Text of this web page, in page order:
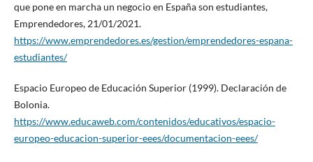
que pone en marcha un negocio en España son estudiantes,
Emprendedores, 21/01/2021.
https://www.emprendedores.es/gestion/emprendedores-espana-
estudiantes/
Espacio Europeo de Educación Superior (1999). Declaración de
Bolonia.
https://www.educaweb.com/contenidos/educativos/espacio-
europeo-educacion-superior-eees/documentacion-eees/